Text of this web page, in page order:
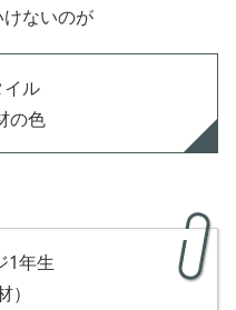
ないのが
ル
の色
1年生
）